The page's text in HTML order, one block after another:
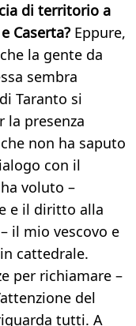
di territorio a
Caserta? Eppure,
la gente da
sembra
Taranto si
la presenza
non ha saputo
con il
voluto –
e il diritto alla
il mio vescovo e
cattedrale.
per richiamare –
del
tutti. A